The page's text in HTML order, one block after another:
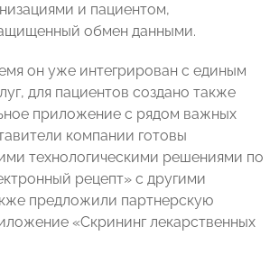
и пациентом,
обмен данными.
он уже интегрирован с единым
для пациентов создано также
приложение с рядом важных
компании готовы
технологическими решениями по
рецепт» с другими
предложили партнерскую
«Скрининг лекарственных